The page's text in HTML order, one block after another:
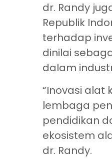
dr. Randy
Republik
terhadap
dinilai
dalam
“Inovasi alat
lembaga
pendidikan
ekosistem
dr. Randy.